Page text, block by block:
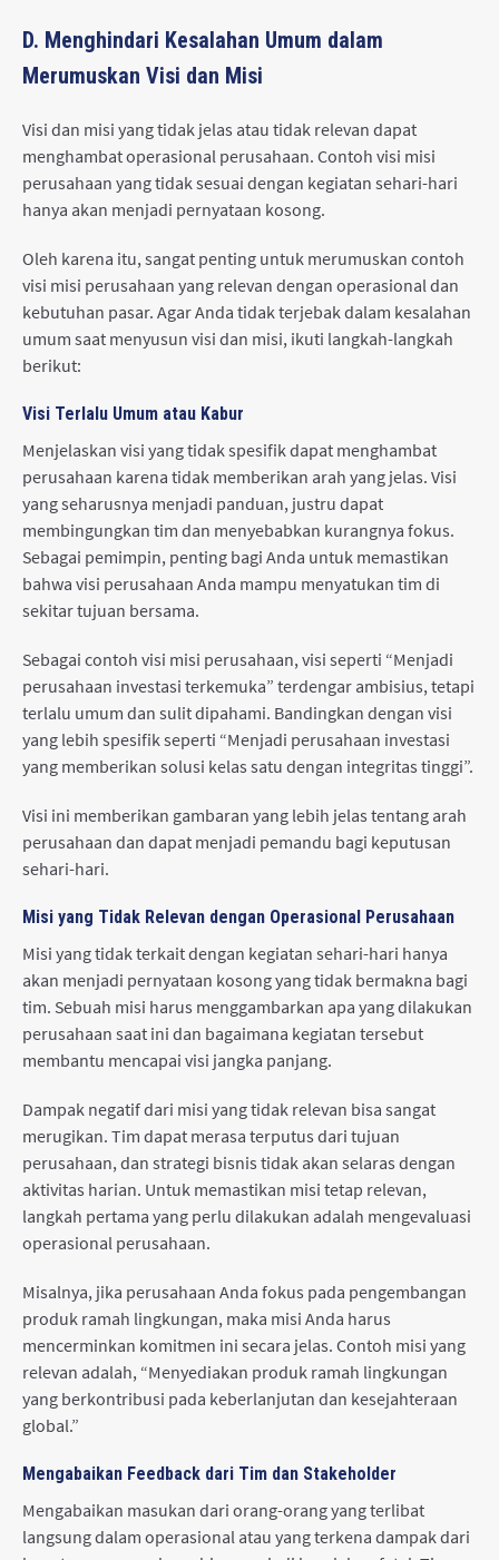
D. Menghindari Kesalahan Umum dalam
Merumuskan Visi dan Misi
Visi dan misi yang tidak jelas atau tidak relevan dapat
menghambat operasional perusahaan. Contoh visi misi
perusahaan yang tidak sesuai dengan kegiatan sehari-hari
hanya akan menjadi pernyataan kosong.
Oleh karena itu, sangat penting untuk merumuskan contoh
visi misi perusahaan yang relevan dengan operasional dan
kebutuhan pasar. Agar Anda tidak terjebak dalam kesalahan
umum saat menyusun visi dan misi, ikuti langkah-langkah
berikut:
Visi Terlalu Umum atau Kabur
Menjelaskan visi yang tidak spesifik dapat menghambat
perusahaan karena tidak memberikan arah yang jelas. Visi
yang seharusnya menjadi panduan, justru dapat
membingungkan tim dan menyebabkan kurangnya fokus.
Sebagai pemimpin, penting bagi Anda untuk memastikan
bahwa visi perusahaan Anda mampu menyatukan tim di
sekitar tujuan bersama.
Sebagai contoh visi misi perusahaan, visi seperti “Menjadi
perusahaan investasi terkemuka” terdengar ambisius, tetapi
terlalu umum dan sulit dipahami. Bandingkan dengan visi
yang lebih spesifik seperti “Menjadi perusahaan investasi
yang memberikan solusi kelas satu dengan integritas tinggi”.
Visi ini memberikan gambaran yang lebih jelas tentang arah
perusahaan dan dapat menjadi pemandu bagi keputusan
sehari-hari.
Misi yang Tidak Relevan dengan Operasional Perusahaan
Misi yang tidak terkait dengan kegiatan sehari-hari hanya
akan menjadi pernyataan kosong yang tidak bermakna bagi
tim. Sebuah misi harus menggambarkan apa yang dilakukan
perusahaan saat ini dan bagaimana kegiatan tersebut
membantu mencapai visi jangka panjang.
Dampak negatif dari misi yang tidak relevan bisa sangat
merugikan. Tim dapat merasa terputus dari tujuan
perusahaan, dan strategi bisnis tidak akan selaras dengan
aktivitas harian. Untuk memastikan misi tetap relevan,
langkah pertama yang perlu dilakukan adalah mengevaluasi
operasional perusahaan.
Misalnya, jika perusahaan Anda fokus pada pengembangan
produk ramah lingkungan, maka misi Anda harus
mencerminkan komitmen ini secara jelas. Contoh misi yang
relevan adalah, “Menyediakan produk ramah lingkungan
yang berkontribusi pada keberlanjutan dan kesejahteraan
global.”
Mengabaikan Feedback dari Tim dan Stakeholder
Mengabaikan masukan dari orang-orang yang terlibat
langsung dalam operasional atau yang terkena dampak dari